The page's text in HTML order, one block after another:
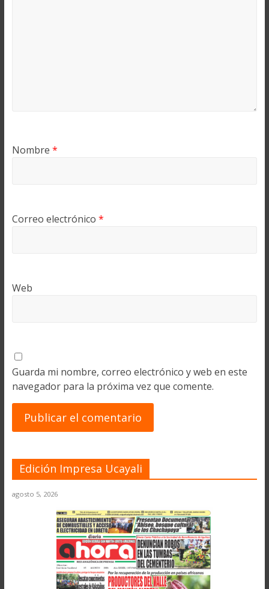
Nombre *
Correo electrónico *
Web
Guarda mi nombre, correo electrónico y web en este
navegador para la próxima vez que comente.
Edición Impresa Ucayali
agosto 5, 2026